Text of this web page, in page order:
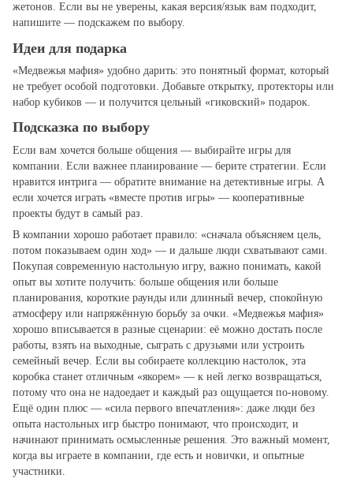
жетонов. Если вы не уверены, какая версия/язык вам подходит,
напишите — подскажем по выбору.
Идеи для подарка
«Медвежья мафия» удобно дарить: это понятный формат, который
не требует особой подготовки. Добавьте открытку, протекторы или
набор кубиков — и получится цельный «гиковский» подарок.
Подсказка по выбору
Если вам хочется больше общения — выбирайте игры для
компании. Если важнее планирование — берите стратегии. Если
нравится интрига — обратите внимание на детективные игры. А
если хочется играть «вместе против игры» — кооперативные
проекты будут в самый раз.
В компании хорошо работает правило: «сначала объясняем цель,
потом показываем один ход» — и дальше люди схватывают сами.
Покупая современную настольную игру, важно понимать, какой
опыт вы хотите получить: больше общения или больше
планирования, короткие раунды или длинный вечер, спокойную
атмосферу или напряжённую борьбу за очки. «Медвежья мафия»
хорошо вписывается в разные сценарии: её можно достать после
работы, взять на выходные, сыграть с друзьями или устроить
семейный вечер. Если вы собираете коллекцию настолок, эта
коробка станет отличным «якорем» — к ней легко возвращаться,
потому что она не надоедает и каждый раз ощущается по‑новому.
Ещё один плюс — «сила первого впечатления»: даже люди без
опыта настольных игр быстро понимают, что происходит, и
начинают принимать осмысленные решения. Это важный момент,
когда вы играете в компании, где есть и новички, и опытные
участники.